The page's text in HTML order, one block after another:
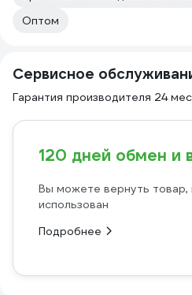
Оптом
Сервисное
Гарантия производителя 24
120 дней обмен и
Вы можете вернуть товар,
использован
Подробнее